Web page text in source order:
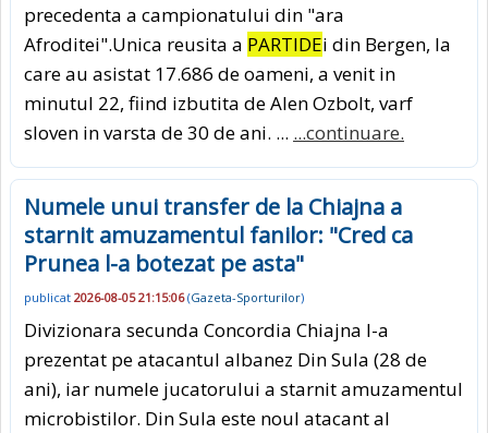
precedenta a campionatului din "ara
Afroditei".Unica reusita a PARTIDEi din Bergen, la
care au asistat 17.686 de oameni, a venit in
minutul 22, fiind izbutita de Alen Ozbolt, varf
sloven in varsta de 30 de ani. ... ...continuare.
Numele unui transfer de la Chiajna a
starnit amuzamentul fanilor: "Cred ca
Prunea l-a botezat pe asta"
publicat 2026-08-05 21:15:06(Gazeta-Sporturilor)
Divizionara secunda Concordia Chiajna l-a
prezentat pe atacantul albanez Din Sula (28 de
ani), iar numele jucatorului a starnit amuzamentul
microbistilor. Din Sula este noul atacant al